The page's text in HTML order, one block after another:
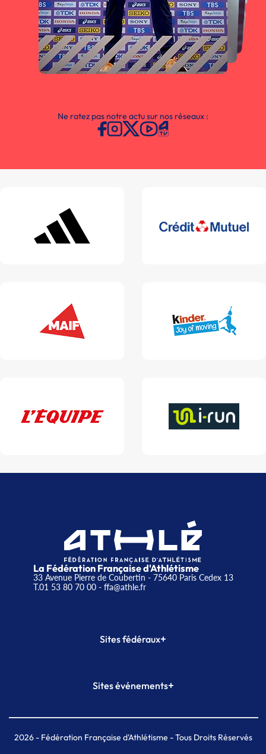
Ne ratez pas notre actu sur nos réseaux :
La Fédération Française d'Athlétisme
33 Avenue Pierre de Coubertin - 75640 Paris Cedex 13
T.01 53 80 70 00- ffa@athle.fr
Sites fédéraux+
Plateforme Formation
Sites événements+
Meeting de Paris indoor
MAIF Ekiden de Paris
2026- Fédération Française d'Athlétisme - Tous Droits Réservés